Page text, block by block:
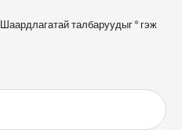
Шаардлагатай талбаруудыг*гэж